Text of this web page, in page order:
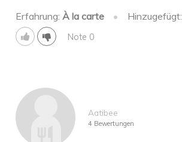
Erfahrung:À la carte • Hinzugefügt:
Note 0
Aatibee
4 Bewertungen